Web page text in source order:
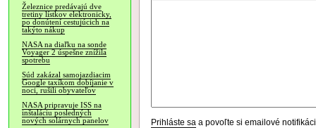
Železnice predávajú dve
tretiny lístkov elektronicky,
po donútení cestujúcich na
takýto nákup
NASA na diaľku na sonde
Voyager 2 úspešne znížila
spotrebu
Súd zakázal samojazdiacim
Google taxíkom dobíjanie v
noci, rušili obyvateľov
NASA pripravuje ISS na
inštaláciu posledných
nových solárnych panelov
Prihláste sa a povoľte si emailové